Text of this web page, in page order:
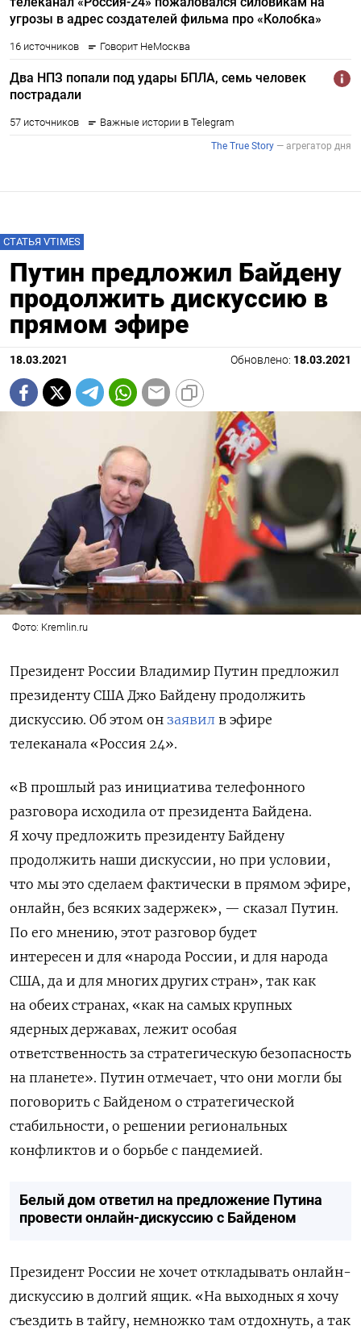
СТАТЬЯ VTIMES
Путин предложил Байдену
продолжить дискуссию в
прямом эфире
18.03.2021 Обновлено: 18.03.2021
Фото: Kremlin.ru
Президент России Владимир Путин предложил
президенту США Джо Байдену продолжить
дискуссию. Об этом он заявил в эфире
телеканала «Россия 24».
«В прошлый раз инициатива телефонного
разговора исходила от президента Байдена.
Я хочу предложить президенту Байдену
продолжить наши дискуссии, но при условии,
что мы это сделаем фактически в прямом эфире,
онлайн, без всяких задержек», — сказал Путин.
По его мнению, этот разговор будет
интересен и для «народа России, и для народа
США, да и для многих других стран», так как
на обеих странах, «как на самых крупных
ядерных державах, лежит особая
ответственность за стратегическую безопасность
на планете». Путин отмечает, что они могли бы
поговорить с Байденом о стратегической
стабильности, о решении региональных
конфликтов и о борьбе с пандемией.
Белый дом ответил на предложение Путина
провести онлайн-дискуссию с Байденом
Президент России не хочет откладывать онлайн-
дискуссию в долгий ящик. «На выходных я хочу
съездить в тайгу, немножко там отдохнуть, а так